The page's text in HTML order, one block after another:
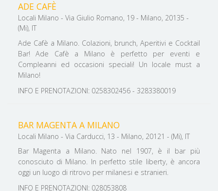
ADE CAFÈ
Locali Milano - Via Giulio Romano, 19 - Milano, 20135 -
(Mi), IT
Ade Cafè a Milano. Colazioni, brunch, Aperitivi e Cocktail
Bar! Ade Cafè a Milano è perfetto per eventi e
Compleanni ed occasioni speciali! Un locale must a
Milano!
INFO E PRENOTAZIONI: 0258302456 - 3283380019
BAR MAGENTA A MILANO
Locali Milano - Via Carducci, 13 - Milano, 20121 - (Mi), IT
Bar Magenta a Milano. Nato nel 1907, è il bar più
conosciuto di Milano. In perfetto stile liberty, è ancora
oggi un luogo di ritrovo per milanesi e stranieri.
INFO E PRENOTAZIONI: 028053808